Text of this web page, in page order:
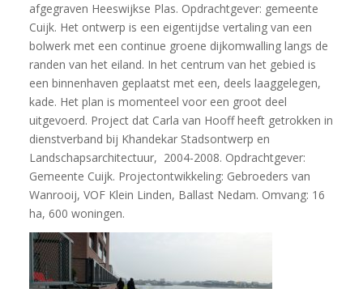
afgegraven Heeswijkse Plas. Opdrachtgever: gemeente
Cuijk. Het ontwerp is een eigentijdse vertaling van een
bolwerk met een continue groene dijkomwalling langs de
randen van het eiland. In het centrum van het gebied is
een binnenhaven geplaatst met een, deels laaggelegen,
kade. Het plan is momenteel voor een groot deel
uitgevoerd. Project dat Carla van Hooff heeft getrokken in
dienstverband bij Khandekar Stadsontwerp en
Landschapsarchitectuur, 2004-2008. Opdrachtgever:
Gemeente Cuijk. Projectontwikkeling: Gebroeders van
Wanrooij, VOF Klein Linden, Ballast Nedam. Omvang: 16
ha, 600 woningen.